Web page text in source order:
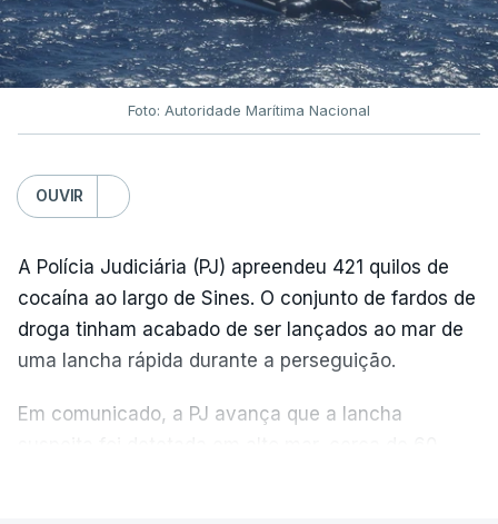
Foto: Autoridade Marítima Nacional
OUVIR
A Polícia Judiciária (PJ) apreendeu 421 quilos de
cocaína ao largo de Sines. O conjunto de fardos de
droga tinham acabado de ser lançados ao mar de
uma lancha rápida durante a perseguição.
Em comunicado, a PJ avança que a lancha